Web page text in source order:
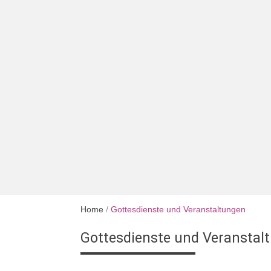
Home / Gottesdienste und Veranstaltungen
Gottesdienste und